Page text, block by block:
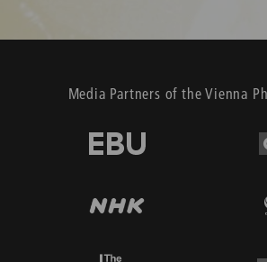
Media Partners of the Vienna